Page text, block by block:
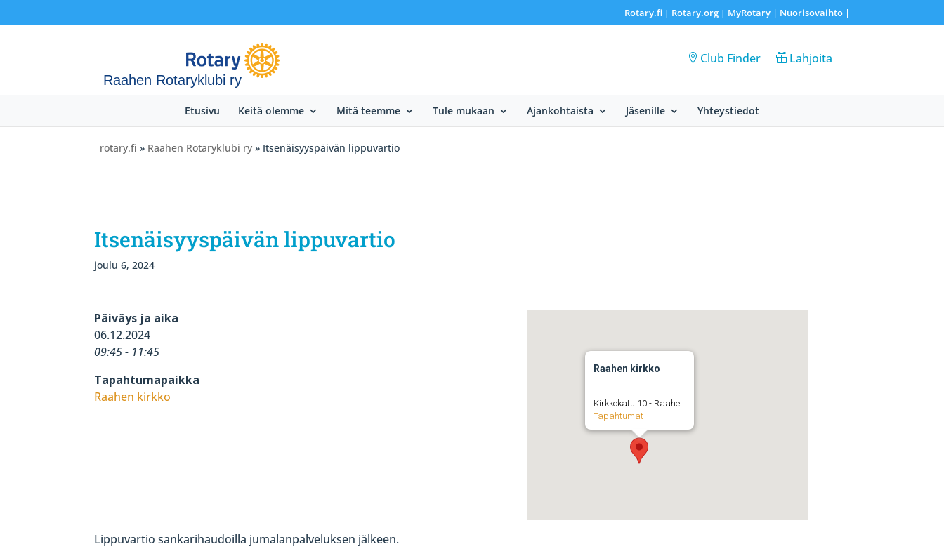
Rotary.fi| Rotary.org| MyRotary | Nuorisovaihto|
Raahen Rotaryklubi ry
Club Finder Lahjoita
Etusivu Keitä olemme Mitä teemme Tule mukaan Ajankohtaista Jäsenille Yhteystiedot
rotary.fi » Raahen Rotaryklubi ry » Itsenäisyyspäivän lippuvartio
Itsenäisyyspäivän lippuvartio
joulu 6, 2024
Raahen kirkko
Kirkkokatu 10 - Raahe
Tapahtumat
Päiväys ja aika
06.12.2024
09:45 - 11:45
Tapahtumapaikka
Raahen kirkko
Lippuvartio sankarihaudoilla jumalanpalveluksen jälkeen.